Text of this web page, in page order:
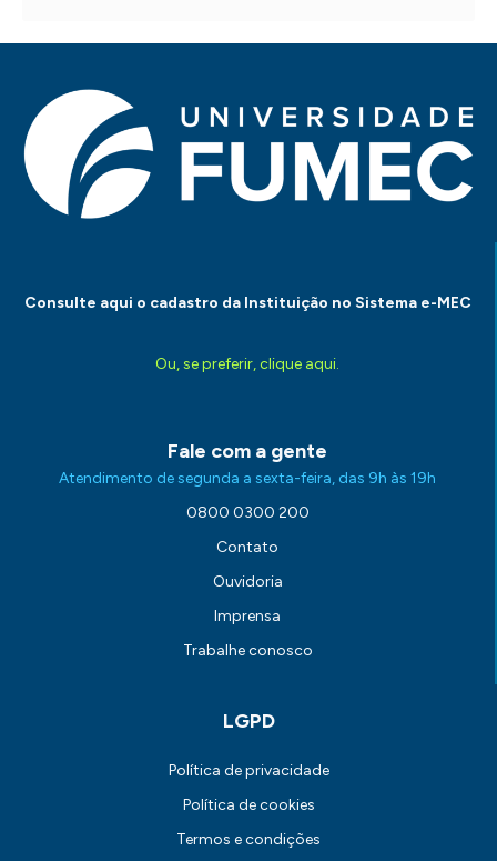
Consulte aqui o cadastro da Instituição no Sistema e-MEC
Ou, se preferir, clique aqui.
Fale com a gente
Atendimento de segunda a sexta-feira, das 9h às 19h
0800 0300 200
Contato
Ouvidoria
Imprensa
Trabalhe conosco
LGPD
Política de privacidade
Política de cookies
Termos e condições